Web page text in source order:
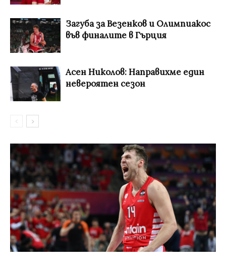
Загуба за Везенков и Олимпиакос
във финалите в Гърция
Асен Николов: Направихме един
невероятен сезон